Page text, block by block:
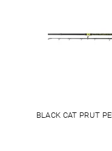
BLACK CAT PRUT